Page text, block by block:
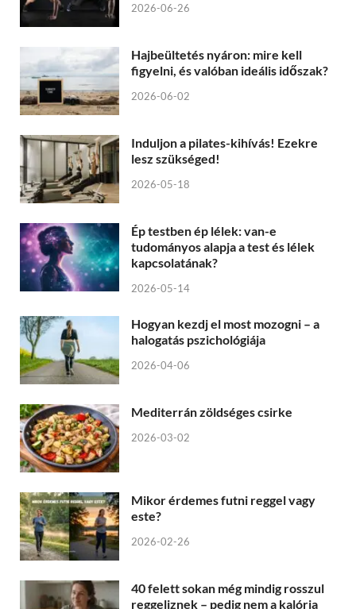
2026-06-26
Hajbeültetés nyáron: mire kell
figyelni, és valóban ideális időszak?
2026-06-02
Induljon a pilates-kihívás! Ezekre
lesz szükséged!
2026-05-18
Ép testben ép lélek: van-e
tudományos alapja a test és lélek
kapcsolatának?
2026-05-14
Hogyan kezdj el most mozogni – a
halogatás pszichológiája
2026-04-06
Mediterrán zöldséges csirke
2026-03-02
Mikor érdemes futni reggel vagy
este?
2026-02-26
40 felett sokan még mindig rosszul
reggeliznek – pedig nem a kalória